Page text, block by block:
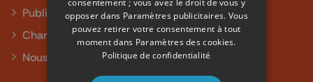
Publicité
Charte sur l'égalité et la diversité
Nous contacter
consentement ; vous avez le droit de vous y
opposer dans Paramètres publicitaires. Vous
pouvez retirer votre consentement à tout
moment dans Paramètres des cookies.
Politique de confidentialité